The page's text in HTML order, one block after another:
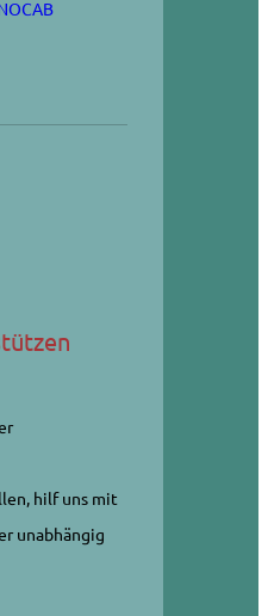
hilf uns mit
unabhängig